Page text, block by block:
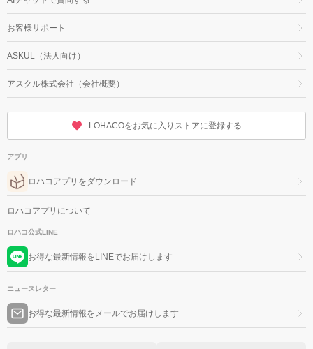
お客様サポート
ASKUL（法人向け）
アスクル株式会社（会社概要）
LOHACOをお気に入りストアに登録する
アプリ
ロハコアプリをダウンロード
ロハコアプリについて
ロハコ公式LINE
お得な最新情報をLINEでお届けします
ニュースレター
お得な最新情報をメールでお届けします